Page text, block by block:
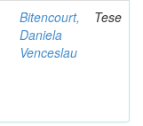
Bitencourt,
Daniela
Venceslau
Tese